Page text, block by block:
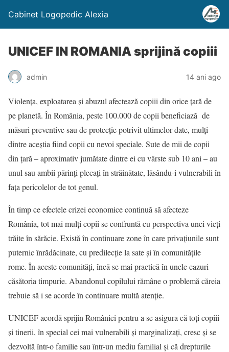
Cabinet Logopedic Alexia
UNICEF IN ROMANIA sprijină copiii
admin 14 ani ago
Violenţa, exploatarea şi abuzul afectează copiii din orice ţară de
pe planetă. În România, peste 100.000 de copii beneficiază de
măsuri preventive sau de protecţie potrivit ultimelor date, mulţi
dintre aceştia fiind copii cu nevoi speciale. Sute de mii de copii
din ţară – aproximativ jumătate dintre ei cu vârste sub 10 ani – au
unul sau ambii părinţi plecaţi în străinătate, lăsându-i vulnerabili în
faţa pericolelor de tot genul.
În timp ce efectele crizei economice continuă să afecteze
România, tot mai mulţi copii se confruntă cu perspectiva unei vieţi
trăite în sărăcie. Există în continuare zone în care privaţiunile sunt
puternic înrădăcinate, cu predilecţie la sate şi în comunităţile
rome. În aceste comunităţi, încă se mai practică în unele cazuri
căsătoria timpurie. Abandonul copilului rămâne o problemă căreia
trebuie să i se acorde în continuare multă atenţie.
UNICEF acordă sprijin României pentru a se asigura că toţi copiii
şi tinerii, în special cei mai vulnerabili şi marginalizaţi, cresc şi se
dezvoltă într-o familie sau într-un mediu familial şi că drepturile